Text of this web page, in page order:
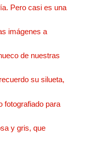
Pero casi es una
imágenes a
de nuestras
su silueta,
fotografiado para
y gris, que